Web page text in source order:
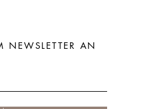
NEWSLETTER AN